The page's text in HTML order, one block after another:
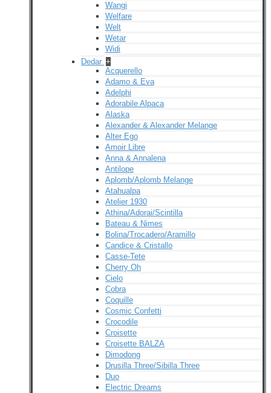
Wangi
Welfare
Welt
Wetar
Widi
Dedar +
Acquerello
Adamo & Eva
Adelphi
Adorabile Alpaca
Alaska
Alexander & Alexander Melange
Alter Ego
Amoir Libre
Anna & Annalena
Antilope
Aplomb/Aplomb Melange
Atahualpa
Atelier 1930
Athina/Adorai/Scintilla
Bateau & Nimes
Bolina/Trocadero/Aramillo
Candice & Cristallo
Casse-Tete
Cherry Oh
Cielo
Cobra
Coquille
Cosmic Confetti
Crocodile
Croisette
Croisette BALZA
Dimodong
Drusilla Three/Sibilla Three
Duo
Electric Dreams